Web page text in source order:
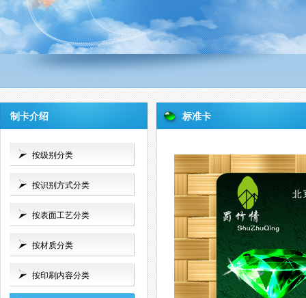
制卡介绍
按级别分类
按识别方式分类
按表面工艺分类
按材质分类
按印刷内容分类
标准卡